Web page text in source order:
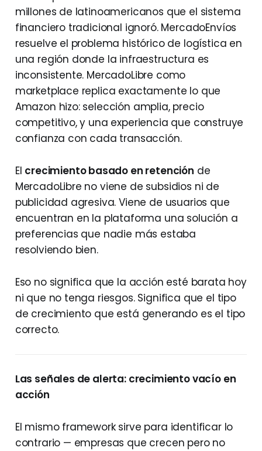
millones de latinoamericanos que el sistema
financiero tradicional ignoró. MercadoEnvíos
resuelve el problema histórico de logística en
una región donde la infraestructura es
inconsistente. MercadoLibre como
marketplace replica exactamente lo que
Amazon hizo: selección amplia, precio
competitivo, y una experiencia que construye
confianza con cada transacción.
El crecimiento basado en retención de
MercadoLibre no viene de subsidios ni de
publicidad agresiva. Viene de usuarios que
encuentran en la plataforma una solución a
preferencias que nadie más estaba
resolviendo bien.
Eso no significa que la acción esté barata hoy
ni que no tenga riesgos. Significa que el tipo
de crecimiento que está generando es el tipo
correcto.
Las señales de alerta: crecimiento vacío en
acción
El mismo framework sirve para identificar lo
contrario — empresas que crecen pero no